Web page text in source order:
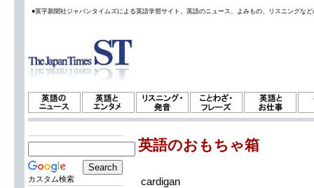
●英字新聞社ジャパンタイムズによる英語学習サイト。英語のニュース、よみもの、リスニングな
カスタム検索
英語のおもちゃ箱
cardigan